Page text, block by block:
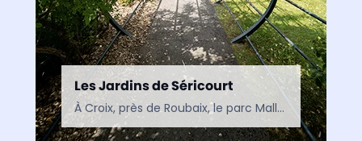
Les Jardins de Séricourt
À Croix, près de Roubaix, le parc Mallet-Stevens est un jardin contemporain où nature, architecture et art se rencontrent. Un espace de découverte inspiré par le modernisme et situé à…